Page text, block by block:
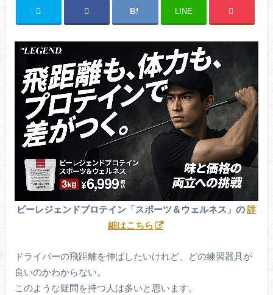
LINE
ビーレジェンドプロテイン「スポーツ＆ウェルネス」の詳
細はこちら
ドライバーの飛距離を伸ばしたいけれど、どの練習器具が
良いのかわからない。
このような疑問を持つ人は多いと思います。